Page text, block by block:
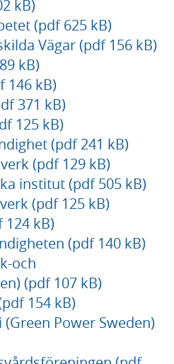
kB)
(pdf 625 kB)
Vägar (pdf 156 kB)
kB)
146 kB)
371 kB)
125 kB)
(pdf 241 kB)
(pdf 129 kB)
institut (pdf 505 kB)
(pdf 125 kB)
kB)
(pdf 140 kB)
och
(pdf 107 kB)
154 kB)
Power Sweden)